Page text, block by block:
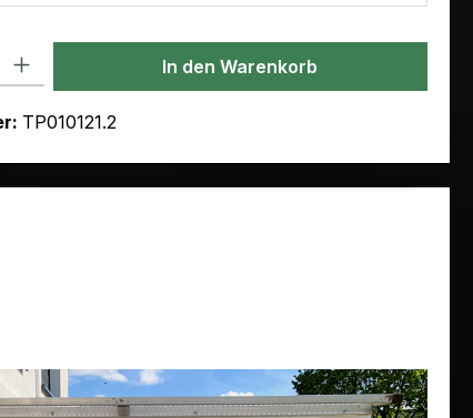
den gewünschten Wert ein oder benutze die Schaltflächen
In den Warenkorb
TP010121.2